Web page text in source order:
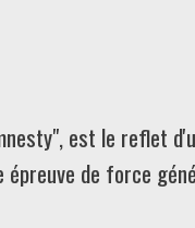
est le reflet
de force